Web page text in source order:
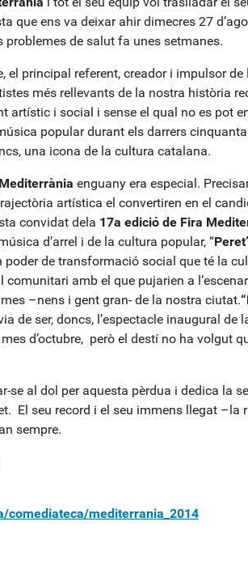
que ens va deixar ahir dimecres 27
problemes de salut fa unes setmanes.
el principal referent, creador i impulsor de
més rellevants de la nostra història
artístic i social i sense el qual no es pot
popular durant els darrers
una icona de la cultura catalana.
Mediterrània enguany era especial.
artística el convertiren en el
convidat dela 17a edició de Fira
d’arrel i de la cultura popular, “
poder de transformació social que té la
amb el que pujarien a
–nens i gent gran- de la nostra ciutat.
de ser, doncs, l’espectacle inaugural de
d’octubre, però el destí no ha volgut
se al dol per aquesta pèrdua i dedica la
El seu record i el seu immens llegat –la
sempre.
comediateca/mediterrania_2014